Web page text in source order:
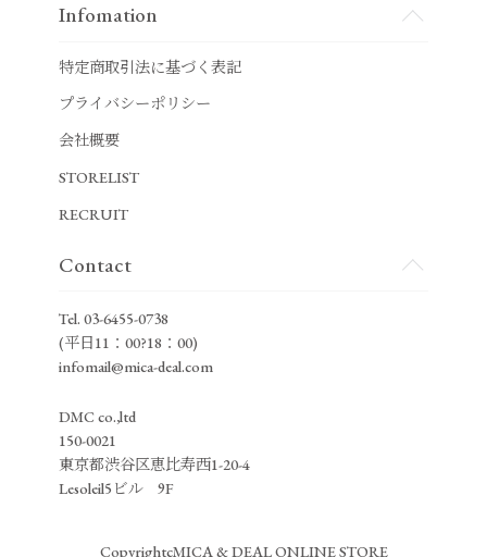
Infomation
特定商取引法に基づく表記
プライバシーポリシー
会社概要
STORELIST
RECRUIT
Contact
Tel. 03-6455-0738
(平日11：00?18：00)
infomail@mica-deal.com
DMC co.,ltd
150-0021
東京都渋谷区恵比寿西1-20-4
Lesoleil5ビル 9F
CopyrightcMICA & DEAL ONLINE STORE